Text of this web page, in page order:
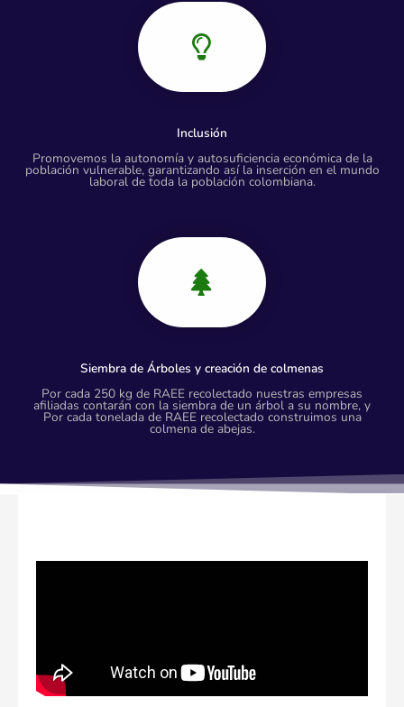
Inclusión
Promovemos la autonomía y autosuficiencia económica de la
población vulnerable, garantizando así la inserción en el mundo
laboral de toda la población colombiana.
Siembra de Árboles y creación de colmenas
Por cada 250 kg de RAEE recolectado nuestras empresas
afiliadas contarán con la siembra de un árbol a su nombre, y
Por cada tonelada de RAEE recolectado construimos una
colmena de abejas.